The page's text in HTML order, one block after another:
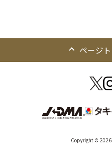
ページ
Copyright © 2026